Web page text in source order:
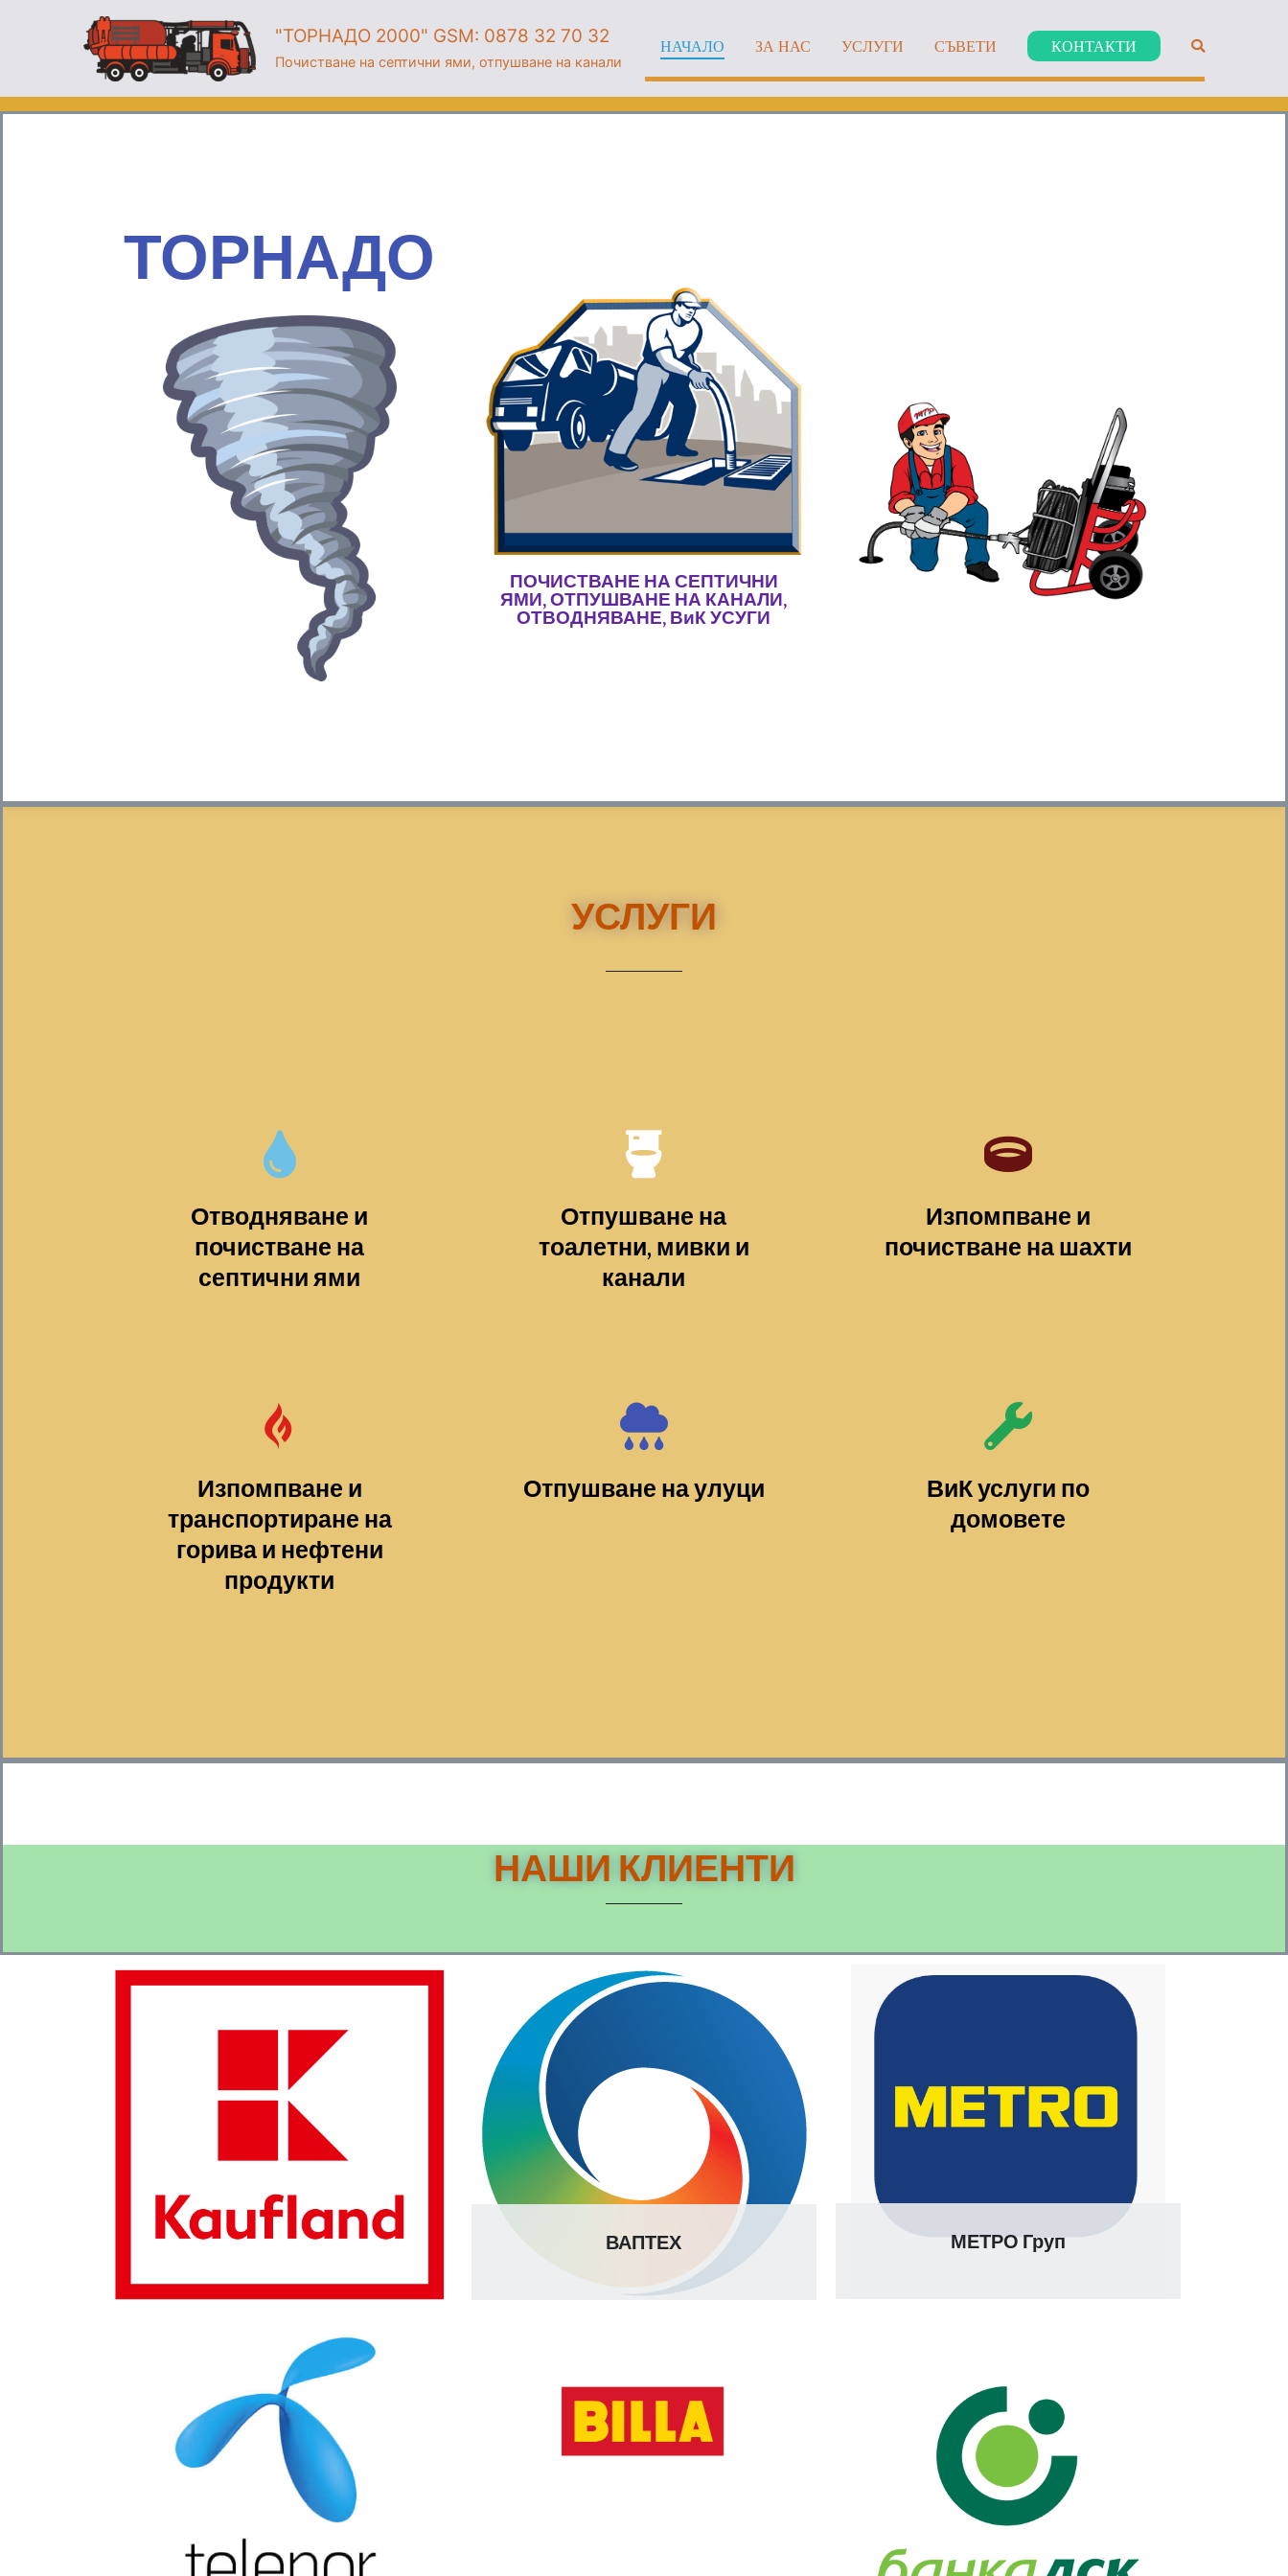
"ТОРНАДО 2000" GSM: 0878 32 70 32
Почистване на септични ями, отпушване на канали
НАЧАЛО ЗА НАС УСЛУГИ СЪВЕТИ КОНТАКТИ
ТОРНАДО
ПОЧИСТВАНЕ НА СЕПТИЧНИ
ЯМИ, ОТПУШВАНЕ НА КАНАЛИ,
ОТВОДНЯВАНЕ, ВиК УСУГИ
УСЛУГИ
Отводняване и
почистване на
септични ями
Отпушване на
тоалетни, мивки и
канали
Изпомпване и
почистване на шахти
Изпомпване и
транспортиране на
горива и нефтени
продукти
Отпушване на улуци
ВиК услуги по
домовете
НАШИ КЛИЕНТИ
ВАПТЕХ МЕТРО Груп